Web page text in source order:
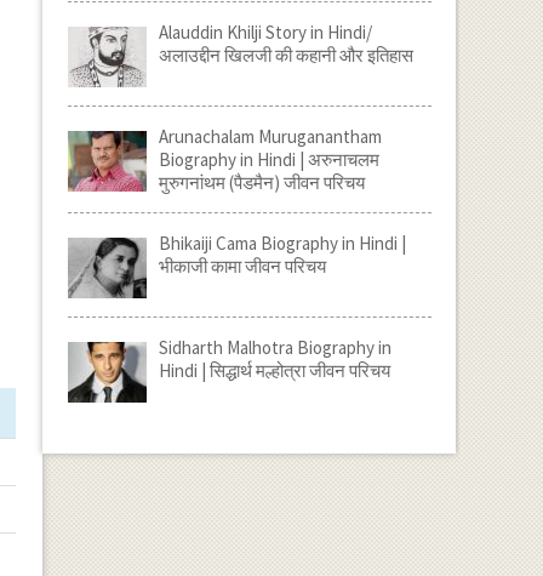
Alauddin Khilji Story in Hindi/
अलाउद्दीन खिलजी की कहानी और इतिहास
Arunachalam Muruganantham
Biography in Hindi | अरुनाचलम
मुरुगनांथम (पैडमैन) जीवन परिचय
Bhikaiji Cama Biography in Hindi |
भीकाजी कामा जीवन परिचय
Sidharth Malhotra Biography in
Hindi | सिद्धार्थ मल्होत्रा जीवन परिचय